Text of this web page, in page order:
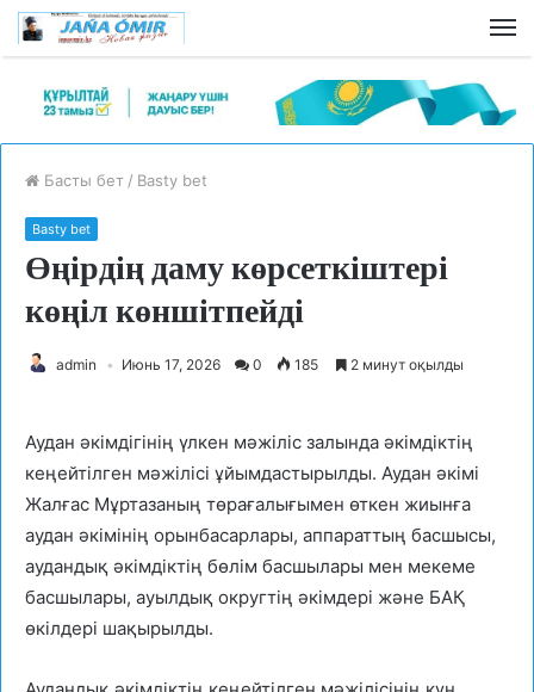
Басты бет / Basty bet
Basty bet
Өңірдің даму көрсеткіштері
көңіл көншітпейді
admin Июнь 17, 2026 0 185 2 минут оқылды
Аудан әкімдігінің үлкен мәжіліс залында әкімдіктің
кеңейтілген мәжілісі ұйымдастырылды. Аудан әкімі
Жалғас Мұртазаның төрағалығымен өткен жиынға
аудан әкімінің орынбасарлары, аппараттың басшысы,
аудандық әкімдіктің бөлім басшылары мен мекеме
басшылары, ауылдық округтің әкімдері және БАҚ
өкілдері шақырылды.